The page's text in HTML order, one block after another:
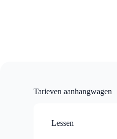
Tarieven aanhangwagen
Lessen